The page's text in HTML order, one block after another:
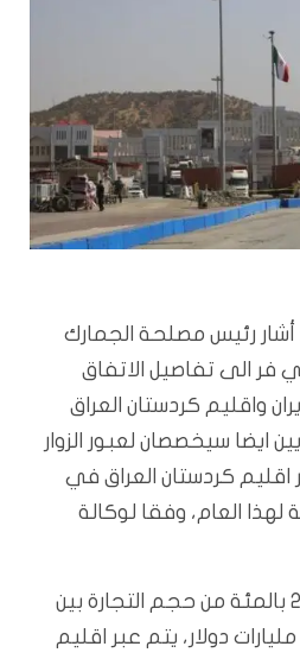
رئيس مصلحة الجمارك
فر الى تفاصيل الاتفاق
واقليم كردستان العراق
ايضا سيخصصان لعبور الزوار
اقليم كردستان العراق في
لهذا العام، وفقا لوكالة
وشرح رضواني فر، ان 28 بالمئة من حجم التجارة بين
ايران والعراق والبالغ 10 مليارات دولار، يتم عبر اقليم